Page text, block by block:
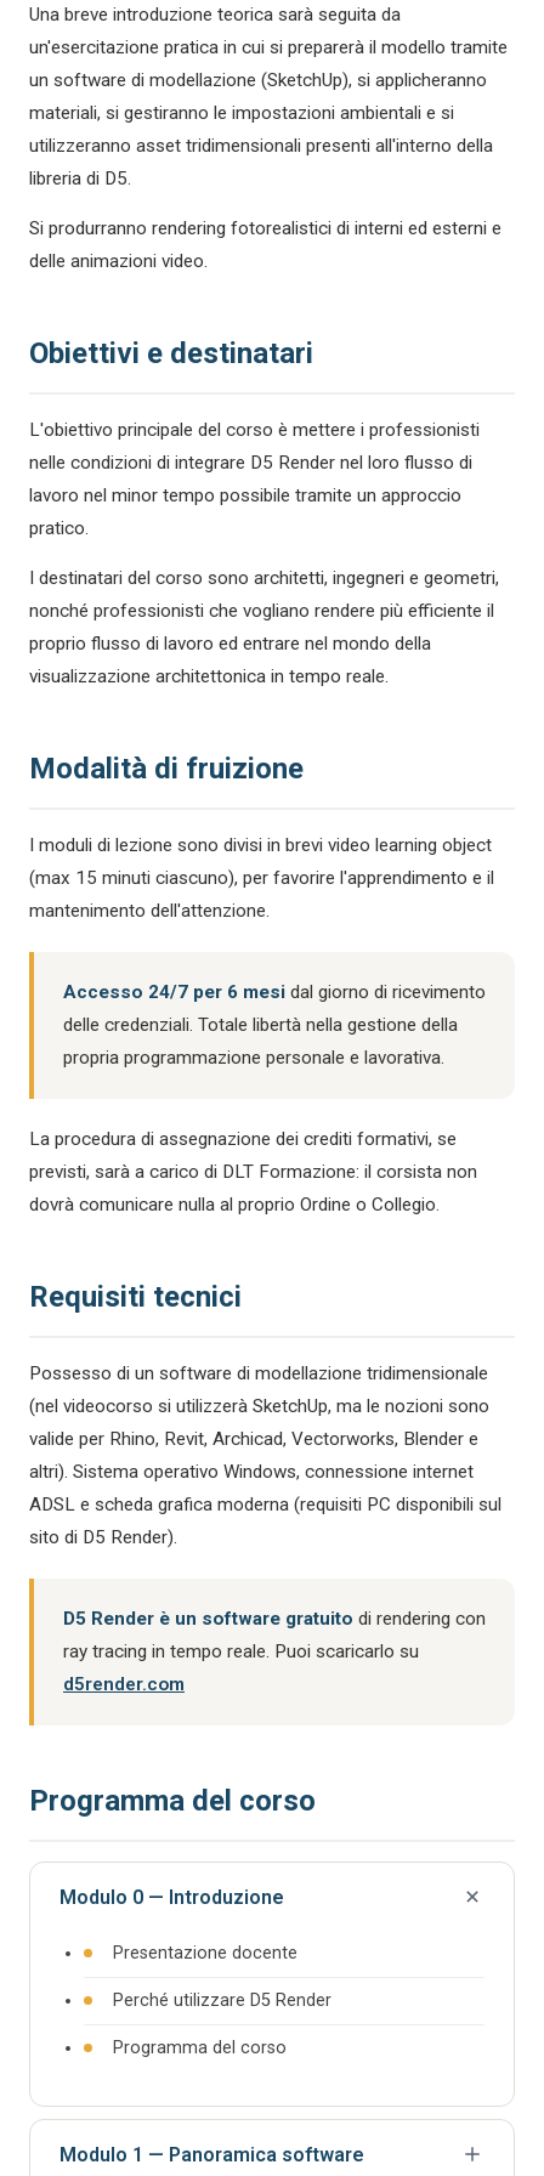
Una breve introduzione teorica sarà seguita da
un'esercitazione pratica in cui si preparerà il modello tramite
un software di modellazione (SketchUp), si applicheranno
materiali, si gestiranno le impostazioni ambientali e si
utilizzeranno asset tridimensionali presenti all'interno della
libreria di D5.
Si produrranno rendering fotorealistici di interni ed esterni e
delle animazioni video.
Obiettivi e destinatari
L'obiettivo principale del corso è mettere i professionisti
nelle condizioni di integrare D5 Render nel loro flusso di
lavoro nel minor tempo possibile tramite un approccio
pratico.
I destinatari del corso sono architetti, ingegneri e geometri,
nonché professionisti che vogliano rendere più efficiente il
proprio flusso di lavoro ed entrare nel mondo della
visualizzazione architettonica in tempo reale.
Modalità di fruizione
I moduli di lezione sono divisi in brevi video learning object
(max 15 minuti ciascuno), per favorire l'apprendimento e il
mantenimento dell'attenzione.
Accesso 24/7 per 6 mesi dal giorno di ricevimento
delle credenziali. Totale libertà nella gestione della
propria programmazione personale e lavorativa.
La procedura di assegnazione dei crediti formativi, se
previsti, sarà a carico di DLT Formazione: il corsista non
dovrà comunicare nulla al proprio Ordine o Collegio.
Requisiti tecnici
Possesso di un software di modellazione tridimensionale
(nel videocorso si utilizzerà SketchUp, ma le nozioni sono
valide per Rhino, Revit, Archicad, Vectorworks, Blender e
altri). Sistema operativo Windows, connessione internet
ADSL e scheda grafica moderna (requisiti PC disponibili sul
sito di D5 Render).
D5 Render è un software gratuito di rendering con
ray tracing in tempo reale. Puoi scaricarlo su
d5render.com
Programma del corso
Modulo 0 — Introduzione
Presentazione docente
Perché utilizzare D5 Render
Programma del corso
Modulo 1 — Panoramica software